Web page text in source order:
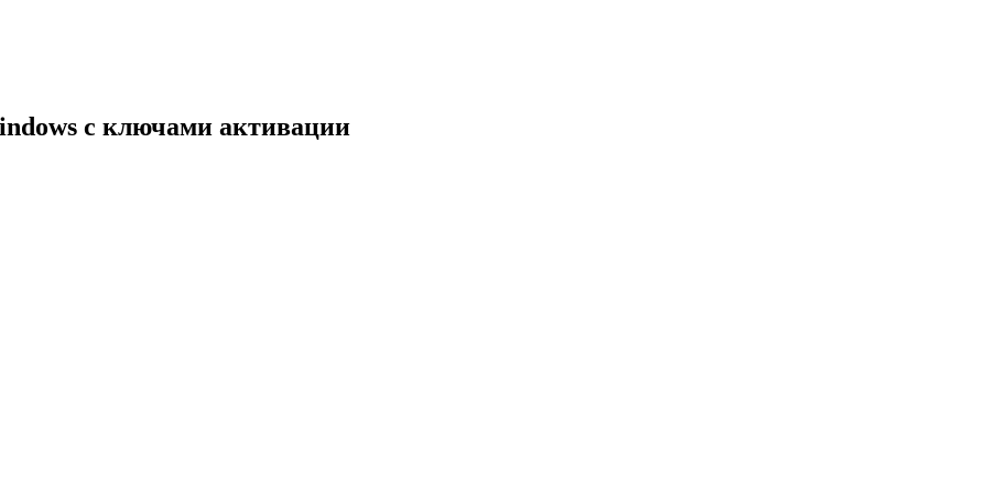
с ключами активации